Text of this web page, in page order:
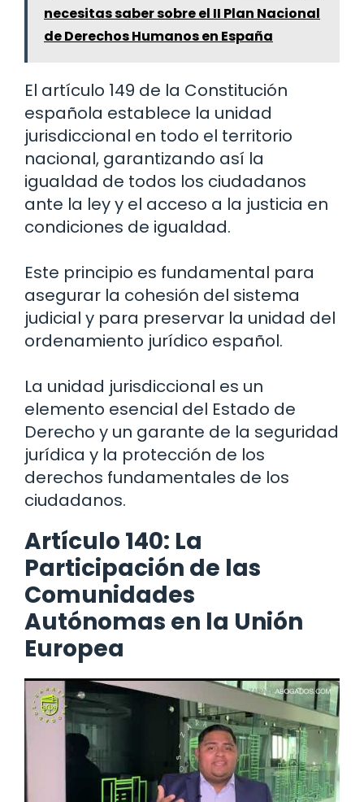
necesitas saber sobre el II Plan Nacional
de Derechos Humanos en España
El artículo 149 de la Constitución
española establece la unidad
jurisdiccional en todo el territorio
nacional, garantizando así la
igualdad de todos los ciudadanos
ante la ley y el acceso a la justicia en
condiciones de igualdad.
Este principio es fundamental para
asegurar la cohesión del sistema
judicial y para preservar la unidad del
ordenamiento jurídico español.
La unidad jurisdiccional es un
elemento esencial del Estado de
Derecho y un garante de la seguridad
jurídica y la protección de los
derechos fundamentales de los
ciudadanos.
Artículo 140: La
Participación de las
Comunidades
Autónomas en la Unión
Europea